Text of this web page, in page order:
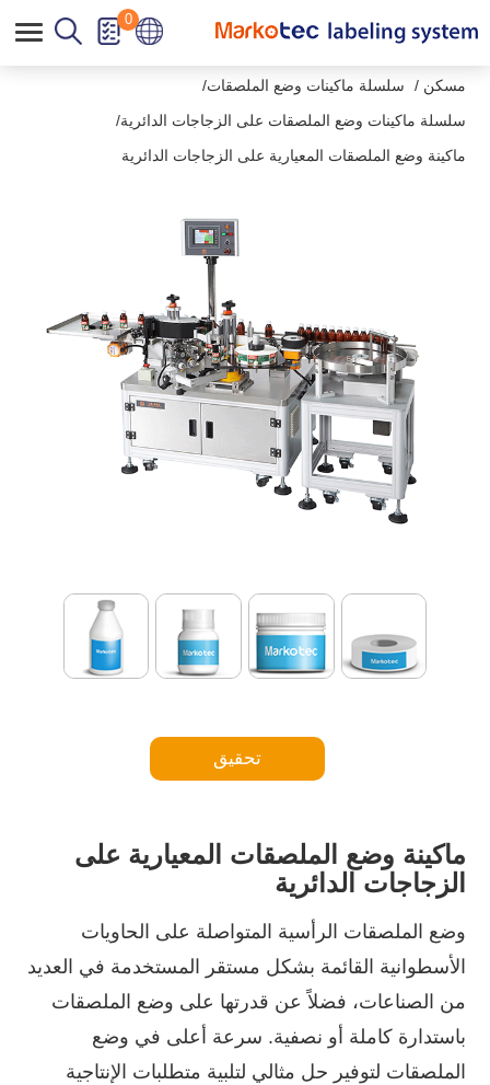
0
مسكن
سلسلة ماكينات وضع الملصقات
سلسلة ماكينات وضع الملصقات على الزجاجات الدائرية
ماكينة وضع الملصقات المعيارية على الزجاجات الدائرية
ماكينة وضع الملصقات المعيارية على
الزجاجات الدائرية
وضع الملصقات الرأسية المتواصلة على الحاويات
الأسطوانية القائمة بشكل مستقر المستخدمة في العديد
من الصناعات، فضلاً عن قدرتها على وضع الملصقات
باستدارة كاملة أو نصفية. سرعة أعلى في وضع
الملصقات لتوفير حل مثالي لتلبية متطلبات الإنتاجية
تحقيق
لوحة إدارة ملفات تعريف الارتباط